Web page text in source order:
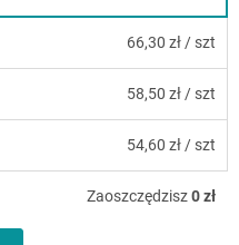
66,30 zł / szt
58,50 zł / szt
54,60 zł / szt
Zaoszczędzisz0 zł